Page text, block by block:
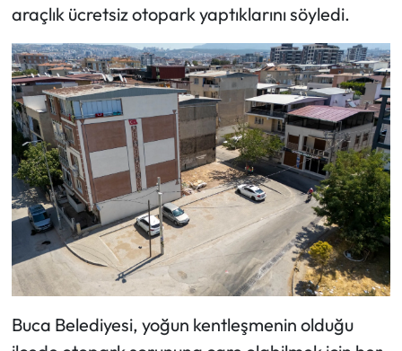
araçlık ücretsiz otopark yaptıklarını söyledi.
Buca Belediyesi, yoğun kentleşmenin olduğu